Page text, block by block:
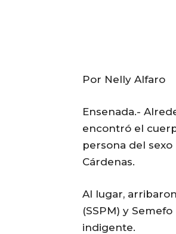
Por Nelly Alfaro
Ensenada.-
encontró el
persona del
Cárdenas.
Al lugar,
(SSPM) y
indigente.